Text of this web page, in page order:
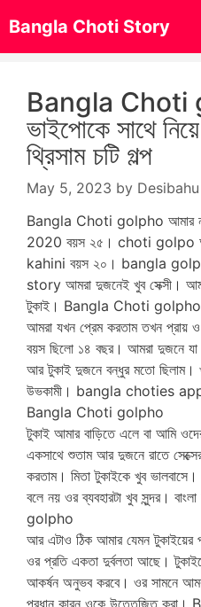
to
content
Bangla Choti Story
Bangla Choti
ভাইপোকে সাথে
থ্রিসাম চটি গল্প
May 5, 2023 by Desibahu
Bangla Choti golpho আমার
2020 বয়স ২৫। choti golpo
kahini বয়স ২০। bangla
story আমরা দুজনেই খুব সেক্সী।
টুকাই। Bangla Choti golpho
আমরা যখন প্রেম করতাম তখন প্রায়
বয়স ছিলো ১৪ বছর। আমরা দুজনে
আর টুকাই দুজনে বন্ধুর মতো ছিলাম।
উভকামী। bangla choties
Bangla Choti golpho
টুকাই আমার বাড়িতে এলে বা আমি
একসাথে শুতাম আর দুজনে রাতে
করতাম। মিতা টুকাইকে খুব
বলে নয় ওর ব্যবহারটা খুব সুন্দর।
golpho
আর এটাও ঠিক আমার যেমন
ওর প্রতি একতা দুর্বলতা আছে।
আকর্ষন অনুভব করবে। ওর সামনে